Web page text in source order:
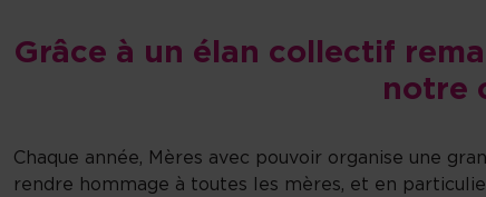
Grâce à un élan collectif
notre
Chaque année, Mères avec pouvoir organise une
rendre hommage à toutes les mères, et en